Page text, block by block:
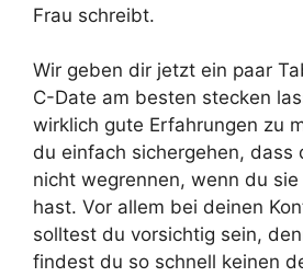
Frau schreibt.
Wir geben dir jetzt ein paar
C-Date am besten stecken
wirklich gute Erfahrungen zu
du einfach sichergehen, dass
nicht wegrennen, wenn du
hast. Vor allem bei deinen
solltest du vorsichtig sein,
findest du so schnell keinen